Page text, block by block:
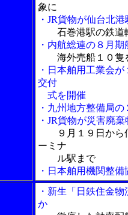
象に
・JR貨物が仙台北
石巻港駅の鉄道
・内航総連の８月
海外売船１０隻
・日本舶用工業会
交付
式を開催
・九州地方整備局
・JR貨物が災害廃
９月１９日から
ーミナ
ル駅まで
・日本舶用機関整
・新生「日鉄住金
か